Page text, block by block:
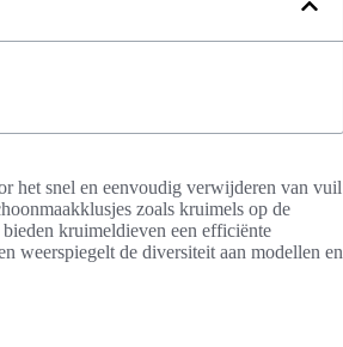
het snel en eenvoudig verwijderen van vuil
zoals kruimels op de
kruimeldieven een efficiënte
weerspiegelt de diversiteit aan modellen en